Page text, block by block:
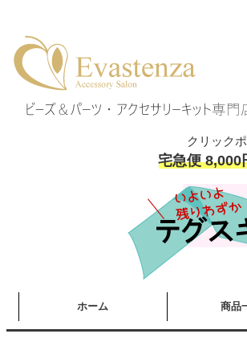
クリック
宅急便 8,000
ホーム 商品